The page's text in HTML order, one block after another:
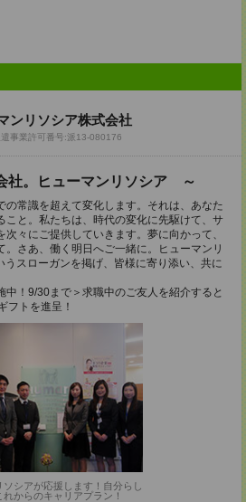
ンリソシア株式会社
事業許可番号:派13-080176
社。ヒューマンリソシア ～
の常識を超えて変化します。それは、あなた
こと。私たちは、時代の変化に先駆けて、サ
々にご提供していきます。夢に向かって、
さあ、働く明日へご一緒に。ヒューマンリ
スローガンを掲げ、皆様に寄り添い、共に
中！9/30まで＞求職中のご友人を紹介すると
フトを進呈！
ソシアが応援します！自分らし
れからのキャリアプラン！